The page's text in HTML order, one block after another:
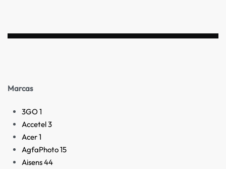
Marcas
3GO1
Accetel3
Acer1
AgfaPhoto15
Aisens44